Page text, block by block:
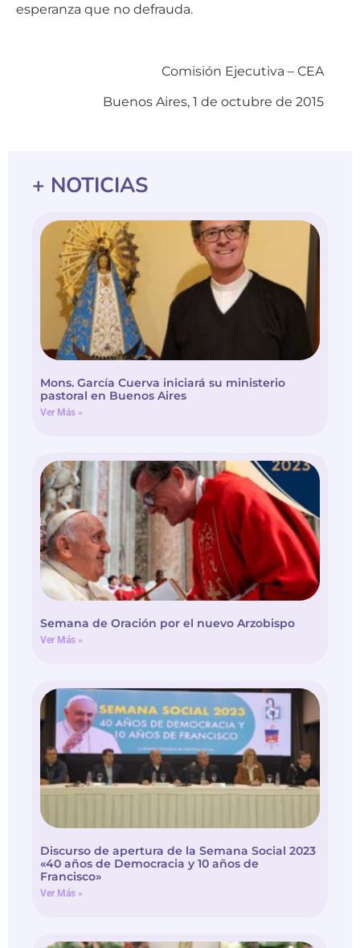
esperanza que no defrauda.
Comisión Ejecutiva – CEA
Buenos Aires, 1 de octubre de 2015
+ NOTICIAS
Mons. García Cuerva iniciará su ministerio
pastoral en Buenos Aires
Ver Más »
Semana de Oración por el nuevo Arzobispo
Ver Más »
Discurso de apertura de la Semana Social 2023
«40 años de Democracia y 10 años de
Francisco»
Ver Más »